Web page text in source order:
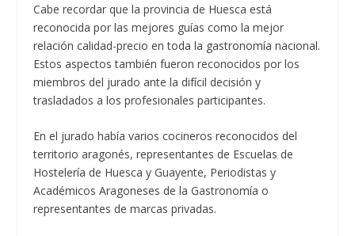
Cabe recordar que la provincia de Huesca está
reconocida por las mejores guías como la mejor
relación calidad-precio en toda la gastronomía nacional.
Estos aspectos también fueron reconocidos por los
miembros del jurado ante la difícil decisión y
trasladados a los profesionales participantes.
En el jurado había varios cocineros reconocidos del
territorio aragonés, representantes de Escuelas de
Hostelería de Huesca y Guayente, Periodistas y
Académicos Aragoneses de la Gastronomía o
representantes de marcas privadas.